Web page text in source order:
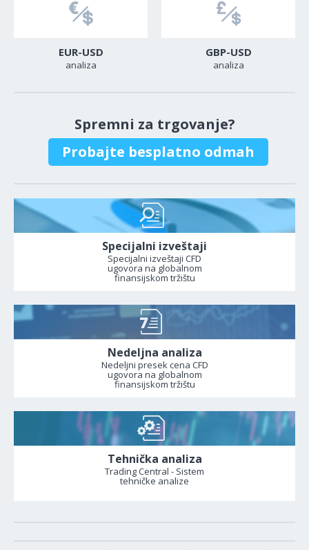
EUR-USD
analiza
GBP-USD
analiza
Spremni za trgovanje?
Probajte besplatno odmah
Specijalni izveštaji
Specijalni izveštaji CFD
ugovora na globalnom
finansijskom tržištu
Nedeljna analiza
Nedeljni presek cena CFD
ugovora na globalnom
finansijskom tržištu
Tehnička analiza
Trading Central - Sistem
tehničke analize